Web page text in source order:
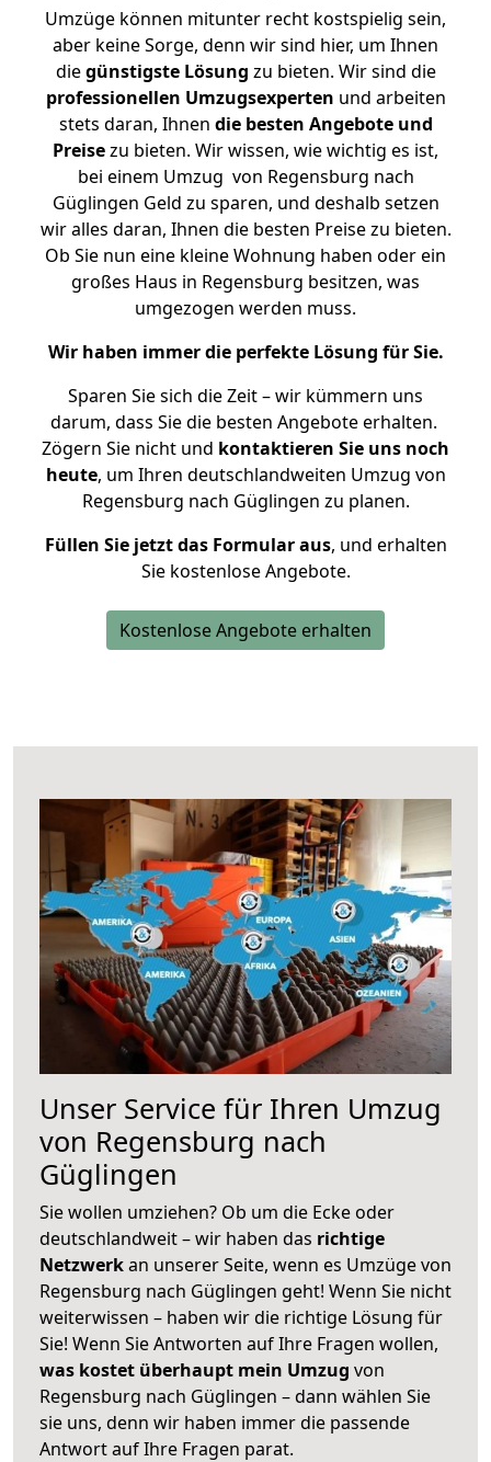
Umzüge können mitunter recht kostspielig sein,
aber keine Sorge, denn wir sind hier, um Ihnen
diegünstigste Lösung zu bieten. Wir sind die
professionellen Umzugsexperten und arbeiten
stets daran, Ihnen die besten Angebote und
Preisezu bieten. Wir wissen, wie wichtig es ist,
bei einem Umzug von Regensburg nach
Güglingen Geld zu sparen, und deshalb setzen
wir alles daran, Ihnen die besten Preise zu bieten.
Ob Sie nun eine kleine Wohnung haben oder ein
großes Haus in Regensburg besitzen, was
umgezogen werden muss.
Wir haben immer die perfekte Lösung für Sie.
Sparen Sie sich die Zeit – wir kümmern uns
darum, dass Sie die besten Angebote erhalten.
Zögern Sie nicht und kontaktieren Sie uns noch
heute, um Ihren deutschlandweiten Umzug von
Regensburg nach Güglingen zu planen.
Füllen Sie jetzt das Formular aus, und erhalten
Sie kostenlose Angebote.
Kostenlose Angebote erhalten
Unser Service für Ihren Umzug
von Regensburg nach
Güglingen
Sie wollen umziehen? Ob um die Ecke oder
deutschlandweit – wir haben das richtige
Netzwerkan unserer Seite, wenn es Umzüge von
Regensburg nach Güglingen geht! Wenn Sie nicht
weiterwissen – haben wir die richtige Lösung für
Sie! Wenn Sie Antworten auf Ihre Fragen wollen,
was kostet überhaupt mein Umzug von
Regensburg nach Güglingen – dann wählen Sie
sie uns, denn wir haben immer die passende
Antwort auf Ihre Fragen parat.